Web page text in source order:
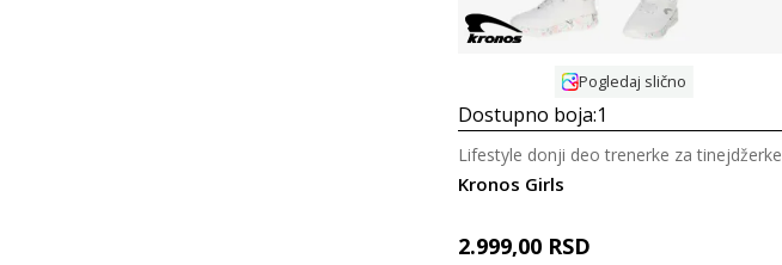
Pogledaj slično
Dostupno boja:1
Kronos Girls
Lifestyle donji deo trenerke za tinejdžerke
2.999,00 RSD